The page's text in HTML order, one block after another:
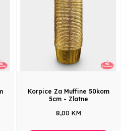
Korpice Za Muffine 50kom
5cm - Zlatne
8,00 KM